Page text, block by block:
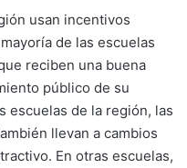
usan incentivos
de las escuelas
reciben una buena
público de su
escuelas de la región, las
llevan a cambios
En otras escuelas,